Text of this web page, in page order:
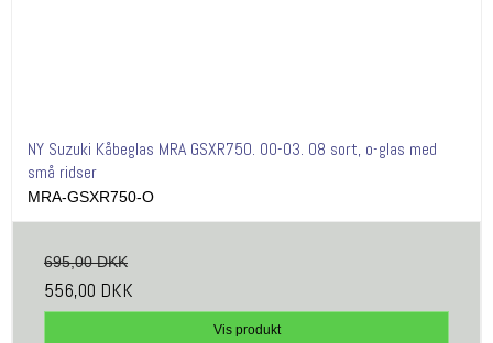
NY Suzuki Kåbeglas MRA GSXR750. 00-03. 08 sort, o-glas med
små ridser
MRA-GSXR750-O
695,00 DKK
556,00 DKK
Vis produkt